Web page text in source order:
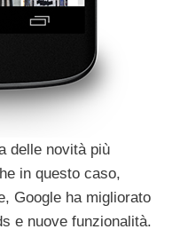
delle novità più
in questo caso,
Google ha migliorato
e nuove funzionalità.